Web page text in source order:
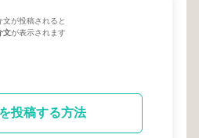
が投稿されると
文が表示されます
投稿する方法